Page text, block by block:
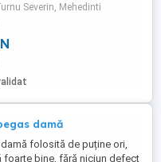
Severin, Mehedinti
damă
folosită de puține ori,
foarte bine, fără niciun defect